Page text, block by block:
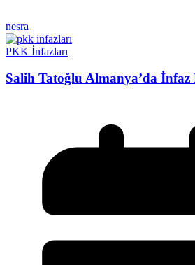
nesra
PKK İnfazları
Salih Tatoğlu Almanya’da